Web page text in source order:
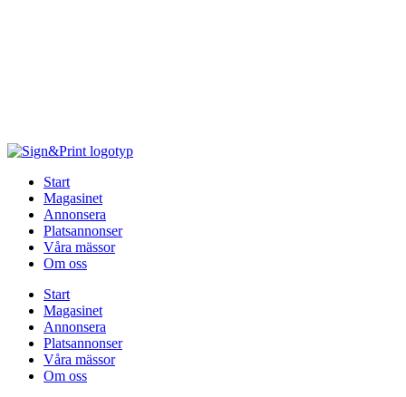
Start
Magasinet
Annonsera
Platsannonser
Våra mässor
Om oss
Start
Magasinet
Annonsera
Platsannonser
Våra mässor
Om oss